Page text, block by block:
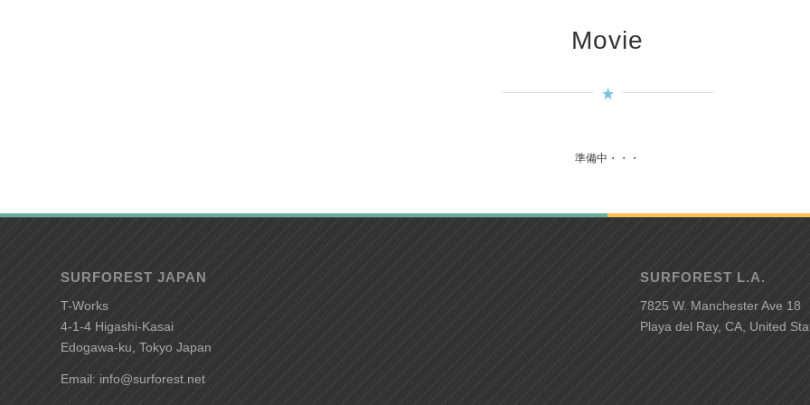
Movie
準備中・・・
SURFOREST JAPAN
T-Works
4-1-4 Higashi-Kasai
Edogawa-ku, Tokyo Japan
Email: info@surforest.net
SURFOREST L.A.
7825 W. Manchester Ave 18
Playa del Ray, CA, United